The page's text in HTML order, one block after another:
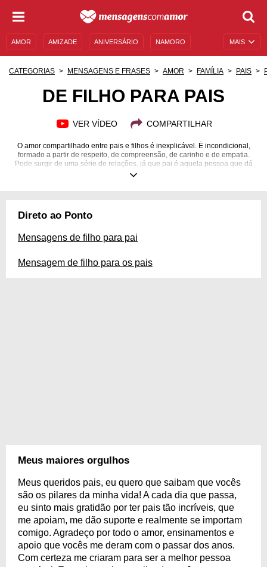
MAIS
AMOR AMIZADE ANIVERSÁRIO NAMORO
CATEGORIAS MENSAGENS E FRASES AMOR FAMÍLIA PAIS
DE FILHO PARA PAIS
VER VÍDEO COMPARTILHAR
O amor compartilhado entre pais e filhos é inexplicável. É incondicional,
formado a partir de respeito, de compreensão, de carinho e de empatia.
Pode surgir de uma série de relações, já que pai é aquela pessoa que dá
amor, que cria e que educa. Se o seu pai lhe proporciona as melhores
seu pai e se aproxime dele, criando uma relação verdadeira e duradoura!
Direto ao Ponto
Mensagens de filho para pai
Mensagem de filho para os pais
Meus maiores orgulhos
Meus queridos pais, eu quero que saibam que vocês
são os pilares da minha vida! A cada dia que passa,
eu sinto mais gratidão por ter pais tão incríveis, que
me apoiam, me dão suporte e realmente se importam
comigo. Agradeço por todo o amor, ensinamentos e
apoio que vocês me deram com o passar dos anos.
Com certeza me criaram para ser a melhor pessoa